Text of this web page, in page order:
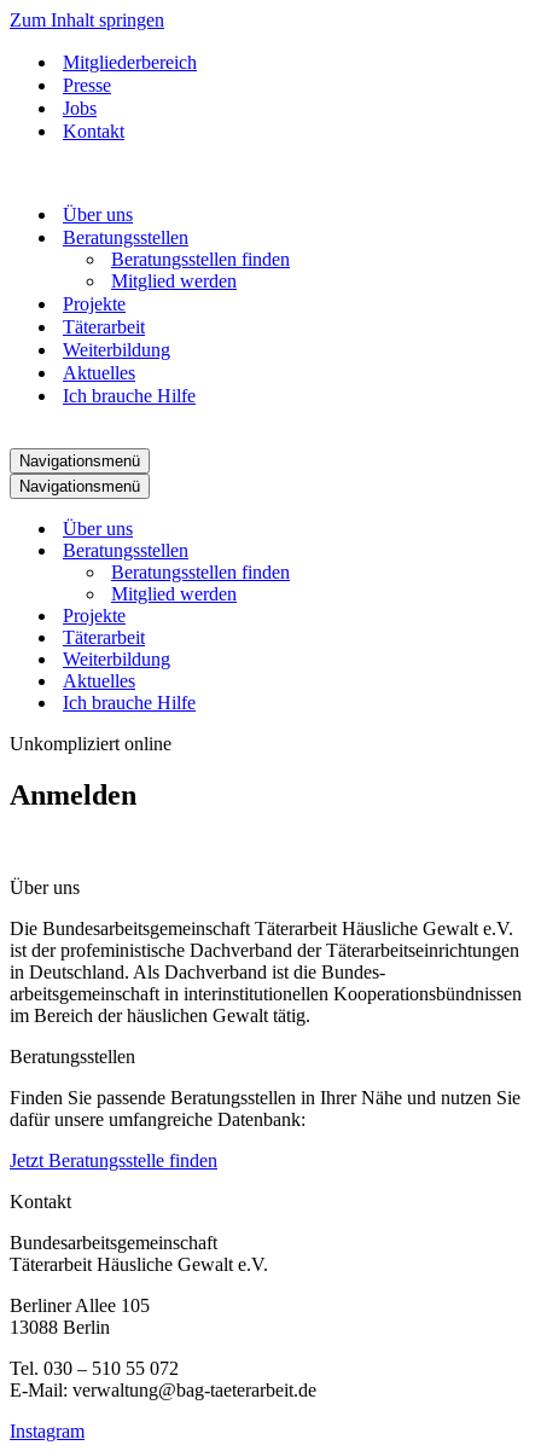
Zum Inhalt springen
Mitgliederbereich
Presse
Jobs
Kontakt
Über uns
Beratungsstellen
Beratungsstellen finden
Mitglied werden
Projekte
Täterarbeit
Weiterbildung
Aktuelles
Ich brauche Hilfe
Navigationsmenü
Navigationsmenü
Über uns
Beratungsstellen
Beratungsstellen finden
Mitglied werden
Projekte
Täterarbeit
Weiterbildung
Aktuelles
Ich brauche Hilfe
Unkompliziert online
Anmelden
Über uns
Die Bundesarbeitsgemeinschaft Täterarbeit Häusliche Gewalt e.V.
ist der profeministische Dachverband der Täterarbeitseinrichtungen
in Deutschland. Als Dachverband ist die Bundes-
arbeitsgemeinschaft in interinstitutionellen Kooperationsbündnissen
im Bereich der häuslichen Gewalt tätig.
Beratungsstellen
Finden Sie passende Beratungsstellen in Ihrer Nähe und nutzen Sie
dafür unsere umfangreiche Datenbank:
Jetzt Beratungsstelle finden
Kontakt
Bundesarbeitsgemeinschaft
Täterarbeit Häusliche Gewalt e.V.
Berliner Allee 105
13088 Berlin
Tel. 030 – 510 55 072
E-Mail: verwaltung@bag-taeterarbeit.de
Instagram